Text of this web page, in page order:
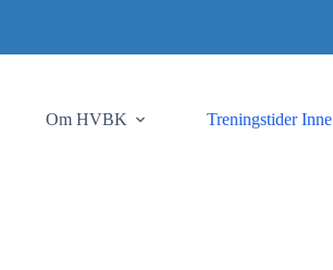
Om HVBK Treningstider Inne